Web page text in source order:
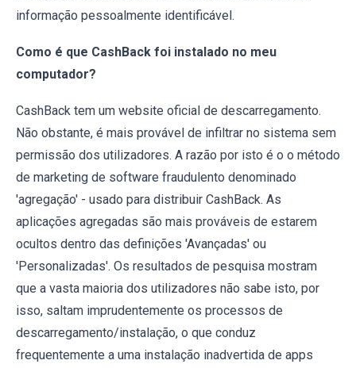
informação pessoalmente identificável.
Como é que CashBack foi instalado no meu
computador?
CashBack tem um website oficial de descarregamento.
Não obstante, é mais provável de infiltrar no sistema sem
permissão dos utilizadores. A razão por isto é o o método
de marketing de software fraudulento denominado
'agregação' - usado para distribuir CashBack. As
aplicações agregadas são mais prováveis de estarem
ocultos dentro das definições 'Avançadas' ou
'Personalizadas'. Os resultados de pesquisa mostram
que a vasta maioria dos utilizadores não sabe isto, por
isso, saltam imprudentemente os processos de
descarregamento/instalação, o que conduz
frequentemente a uma instalação inadvertida de apps